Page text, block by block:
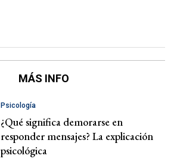
MÁS INFO
Psicología
¿Qué significa demorarse en
responder mensajes? La explicación
psicológica